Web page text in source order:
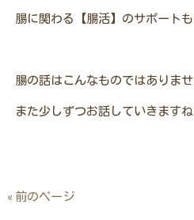
腸に関わる【腸活】のサポート
腸の話はこんなものではありませ
また少しずつお話していきます
« 前のページ